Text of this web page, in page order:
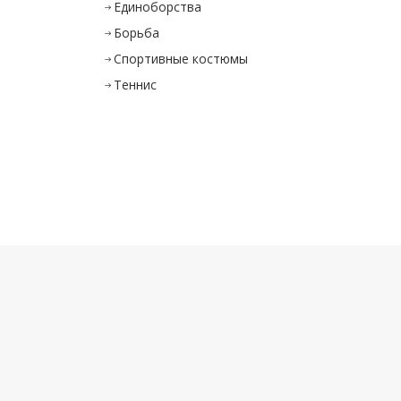
Единоборства
Борьба
Спортивные костюмы
Теннис